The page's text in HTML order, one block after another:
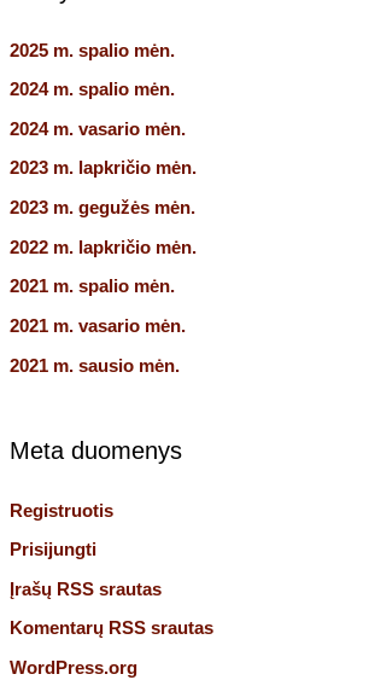
2025 m. spalio mėn.
2024 m. spalio mėn.
2024 m. vasario mėn.
2023 m. lapkričio mėn.
2023 m. gegužės mėn.
2022 m. lapkričio mėn.
2021 m. spalio mėn.
2021 m. vasario mėn.
2021 m. sausio mėn.
Meta duomenys
Registruotis
Prisijungti
Įrašų RSS srautas
Komentarų RSS srautas
WordPress.org